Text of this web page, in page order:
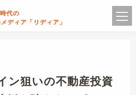
代の
ディア「リディア」
ン狙いの不動産投資